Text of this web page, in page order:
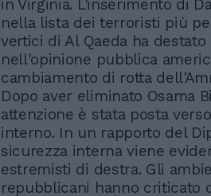
in Virginia. L'inserimento di
nella lista dei terroristi più
vertici di Al Qaeda ha
nell'opinione pubblica
cambiamento di rotta
Dopo aver eliminato Osama
attenzione è stata posta
interno. In un rapporto del
sicurezza interna viene
estremisti di destra. Gli
repubblicani hanno criticato